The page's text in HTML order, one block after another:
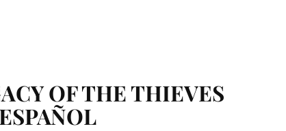
OF THE THIEVES